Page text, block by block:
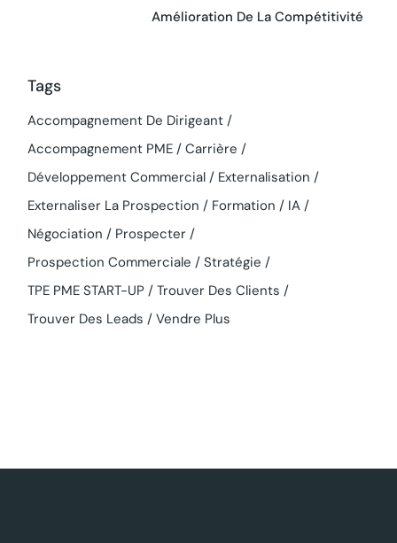
Amélioration De La Compétitivité
Tags
Accompagnement De Dirigeant
Accompagnement PME
Carrière
Développement Commercial
Externalisation
Externaliser La Prospection
Formation
IA
Négociation
Prospecter
Prospection Commerciale
Stratégie
TPE PME START-UP
Trouver Des Clients
Trouver Des Leads
Vendre Plus